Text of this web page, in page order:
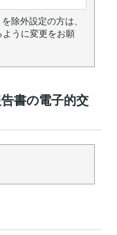
除外設定の方は、
うに変更をお願
書の電子的交